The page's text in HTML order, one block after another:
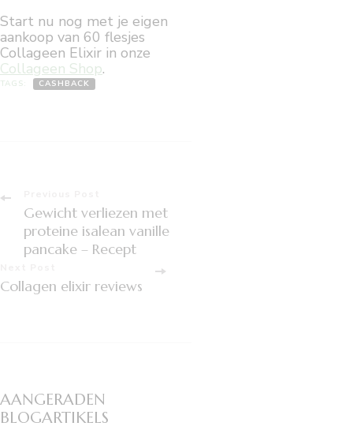
Start nu nog met je eigen
aankoop van 60 flesjes
Collageen Elixir in onze
Collageen Shop.
TAGS: CASHBACK
Post
Navigation
Gewicht verliezen met
proteine isalean vanille
pancake – Recept
Collagen elixir reviews
AANGERADEN
BLOGARTIKELS